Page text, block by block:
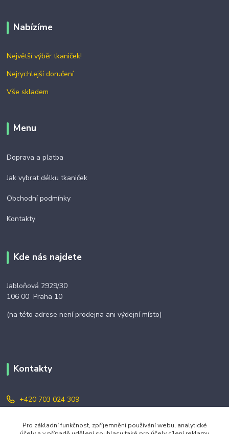
Nabízíme
Největší výběr tkaniček!
Nejrychlejší doručení
Vše skladem
Menu
Doprava a platba
Jak vybrat délku tkaniček
Obchodní podmínky
Kontakty
Kde nás najdete
Jabloňová 2929/30
106 00 Praha 10
(na této adrese není prodejna ani výdejní místo)
Kontakty
+420 703 024 309
objednavky@zavazuj.cz
Pro základní funkčnost, zpříjemnění používání webu, analytické